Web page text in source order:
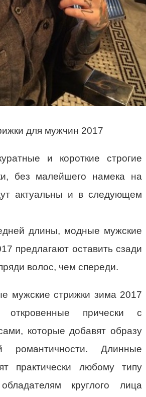
и короткие строгие
без малейшего намека на
актуальны и в следующем
длины, модные мужские
предлагают оставить сзади
волос, чем спереди.
мужские стрижки зима 2017
откровенные прически с
которые добавят образу
романтичности. Длинные
практически любому типу
круглого лица